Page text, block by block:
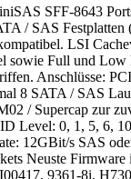
SFF-8643
/ SAS
LSI
sowie Full und
Anschlüsse:
8 SATA / SAS
/ Supercap zur
Level: 0, 1, 5, 6,
12GBit/s SAS
Neuste Firmware
9361-8i,